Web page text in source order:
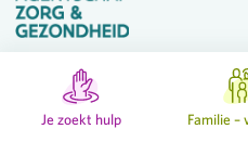
Je zoekt hulp Familie –
© Katarsis VZW
powered by